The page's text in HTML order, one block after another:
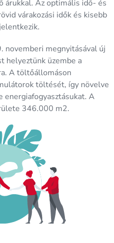
árukkal. Az optimális idő- és
várakozási idők és kisebb
megnyitásával új
helyeztünk üzembe a
A töltőállomáson
töltését, így növelve
A
346.000 m2.